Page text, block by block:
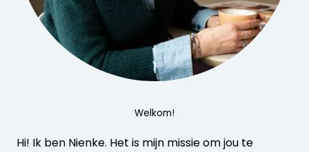
Welkom!
Hi! Ik ben Nienke. Het is mijn missie om jou te